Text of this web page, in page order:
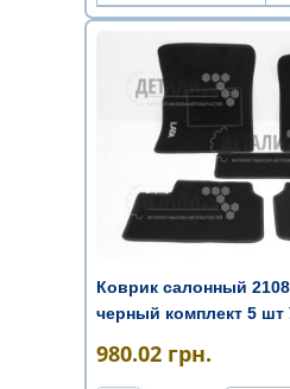
Коврик салонный
черный комплект 5 шт
980.02 грн.